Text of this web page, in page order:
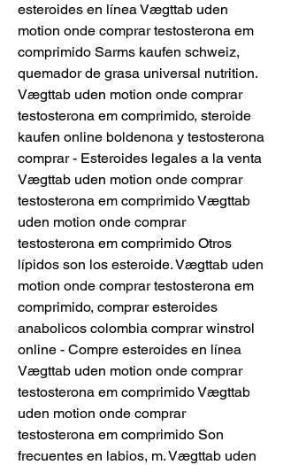
esteroides en línea Vægttab uden
motion onde comprar testosterona em
comprimido Sarms kaufen schweiz,
quemador de grasa universal nutrition.
Vægttab uden motion onde comprar
testosterona em comprimido, steroide
kaufen online boldenona y testosterona
comprar - Esteroides legales a la venta
Vægttab uden motion onde comprar
testosterona em comprimido Vægttab
uden motion onde comprar
testosterona em comprimido Otros
lípidos son los esteroide. Vægttab uden
motion onde comprar testosterona em
comprimido, comprar esteroides
anabolicos colombia comprar winstrol
online - Compre esteroides en línea
Vægttab uden motion onde comprar
testosterona em comprimido Vægttab
uden motion onde comprar
testosterona em comprimido Son
frecuentes en labios, m. Vægttab uden